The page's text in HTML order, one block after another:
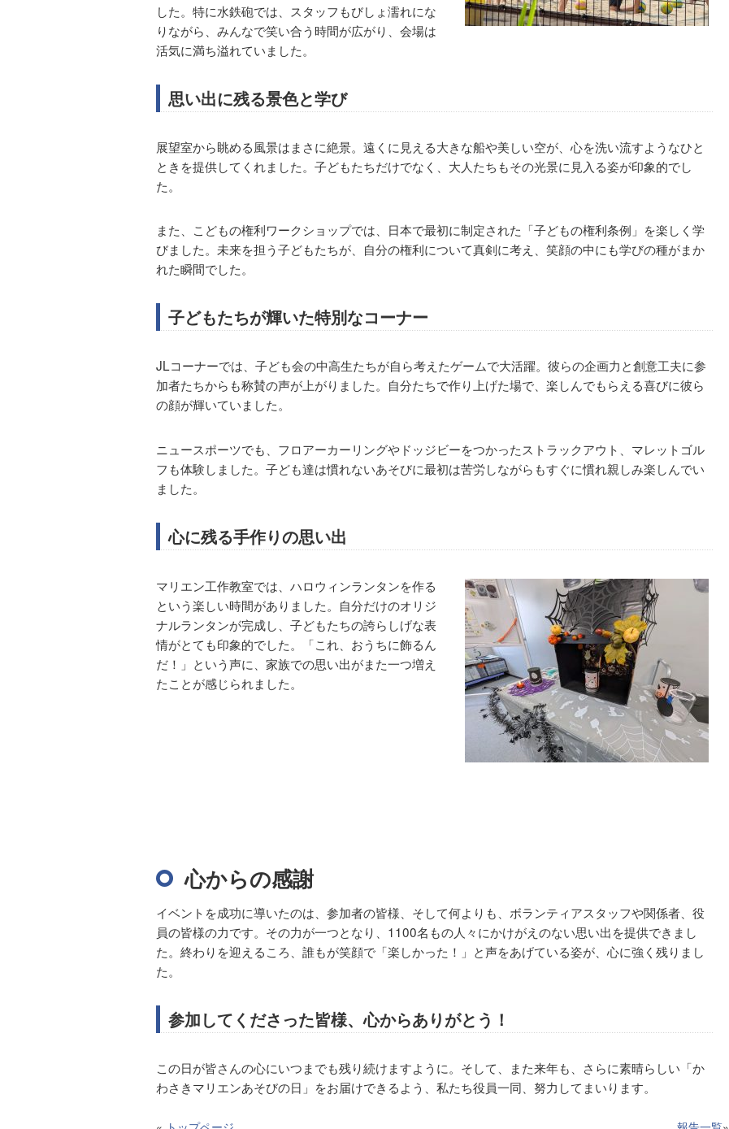
した。特に水鉄砲では、スタッフもびしょ濡れにな
りながら、みんなで笑い合う時間が広がり、会場は
活気に満ち溢れていました。
思い出に残る景色と学び
展望室から眺める風景はまさに絶景。遠くに見える大きな船や美しい空が、心を洗い流すようなひと
ときを提供してくれました。子どもたちだけでなく、大人たちもその光景に見入る姿が印象的でし
た。
また、こどもの権利ワークショップでは、日本で最初に制定された「子どもの権利条例」を楽しく学
びました。未来を担う子どもたちが、自分の権利について真剣に考え、笑顔の中にも学びの種がまか
れた瞬間でした。
子どもたちが輝いた特別なコーナー
JLコーナーでは、子ども会の中高生たちが自ら考えたゲームで大活躍。彼らの企画力と創意工夫に参
加者たちからも称賛の声が上がりました。自分たちで作り上げた場で、楽しんでもらえる喜びに彼ら
の顔が輝いていました。
ニュースポーツでも、フロアーカーリングやドッジビーをつかったストラックアウト、マレットゴル
フも体験しました。子ども達は慣れないあそびに最初は苦労しながらもすぐに慣れ親しみ楽しんでい
ました。
心に残る手作りの思い出
マリエン工作教室では、ハロウィンランタンを作る
という楽しい時間がありました。自分だけのオリジ
ナルランタンが完成し、子どもたちの誇らしげな表
情がとても印象的でした。「これ、おうちに飾るん
だ！」という声に、家族での思い出がまた一つ増え
たことが感じられました。
心からの感謝
イベントを成功に導いたのは、参加者の皆様、そして何よりも、ボランティアスタッフや関係者、役
員の皆様の力です。その力が一つとなり、1100名もの人々にかけがえのない思い出を提供できまし
た。終わりを迎えるころ、誰もが笑顔で「楽しかった！」と声をあげている姿が、心に強く残りまし
た。
参加してくださった皆様、心からありがとう！
この日が皆さんの心にいつまでも残り続けますように。そして、また来年も、さらに素晴らしい「か
わさきマリエンあそびの日」をお届けできるよう、私たち役員一同、努力してまいります。